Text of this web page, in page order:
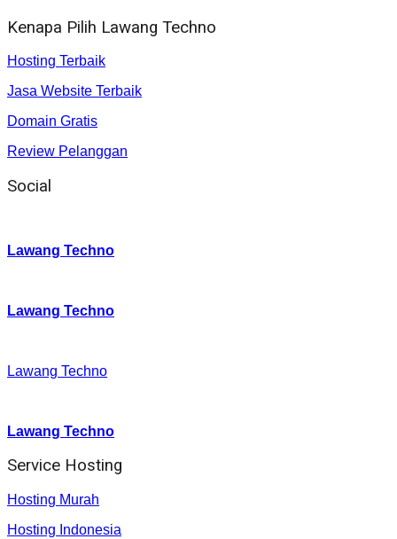
Kenapa Pilih Lawang Techno
Hosting Terbaik
Jasa Website Terbaik
Domain Gratis
Review Pelanggan
Social
Lawang Techno
Lawang Techno
Lawang Techno
Lawang Techno
Service Hosting
Hosting Murah
Hosting Indonesia